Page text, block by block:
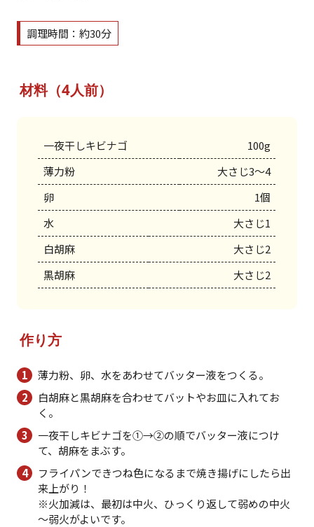
調理時間：約30分
材料（4人前）
一夜干しキビナゴ
100g
薄力粉
大さじ3～4
卵
1個
水
大さじ1
白胡麻
大さじ2
黒胡麻
大さじ2
作り方
薄力粉、卵、水をあわせてバッター液をつくる。
白胡麻と黒胡麻を合わせてバットやお皿に入れてお
く。
一夜干しキビナゴを①→②の順でバッター液につけ
て、胡麻をまぶす。
フライパンできつね色になるまで焼き揚げにしたら出
来上がり！
※火加減は、最初は中火、ひっくり返して弱めの中火
～弱火がよいです。